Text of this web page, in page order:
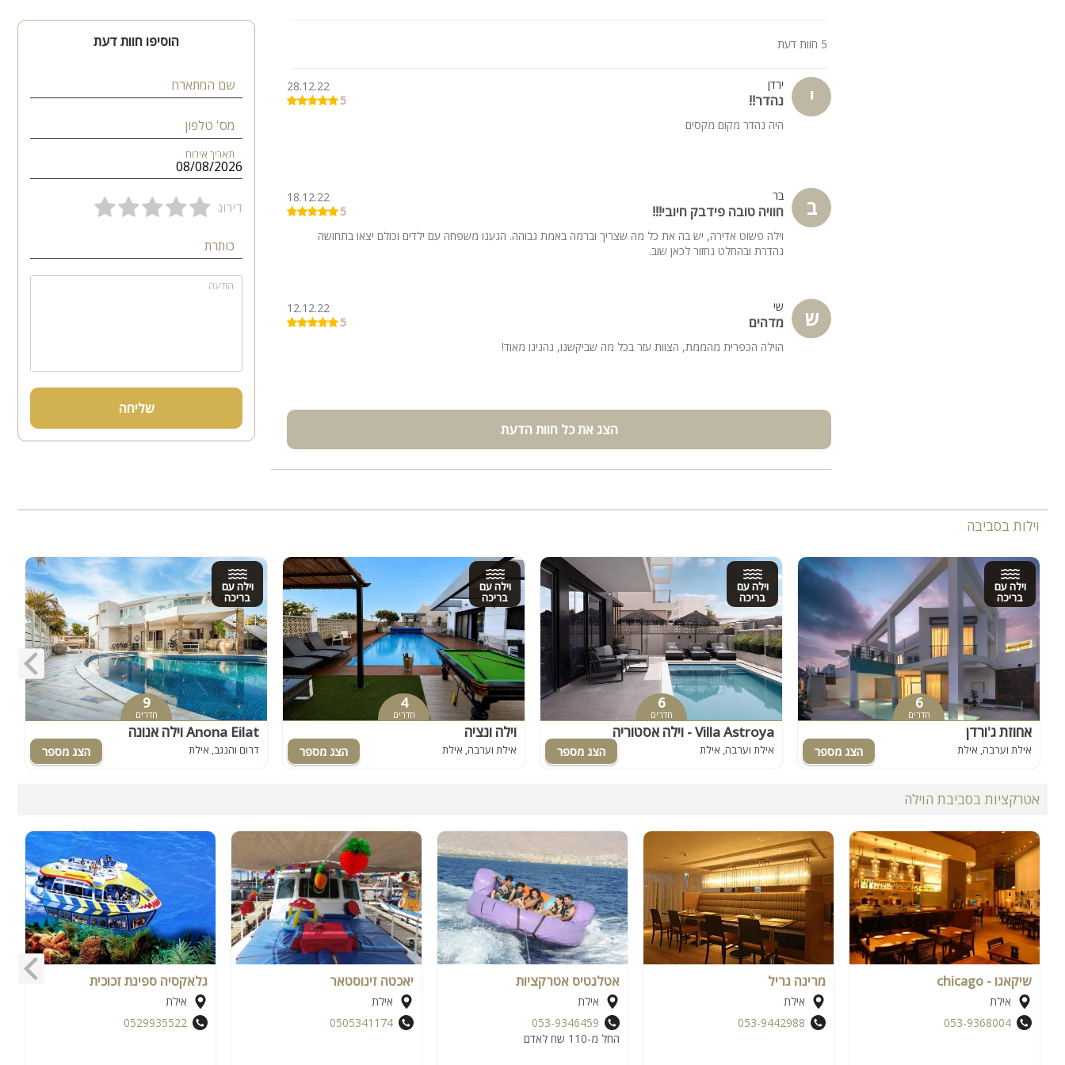
פינוקים בתוספת תשלום
מסאז' בוילה ועוד.
5 חוות דעת
י ירדן
נהדר!!
28.12.22
5
היה נהדר מקום מקסים
ב בר
חוויה טובה פידבק חיובי!!!
18.12.22
5
וילה פשוט אדירה, יש בה את כל מה שצריך וברמה באמת גבוהה. הגענו משפחה עם ילדים וכולם יצאו בתחושה
נהדרת ובהחלט נחזור לכאן שוב.
ש שי
מדהים
12.12.22
5
הוילה הכפרית מהממת, הצוות עזר בכל מה שביקשנו, נהנינו מאוד!
הצג את כל חוות הדעת
הוסיפו חוות דעת
שם המתארח
מס' טלפון
תאריך אירוח
דירוג
כותרת
הודעה
שליחה
וילות בסביבה
וילה עם
בריכה
6
חדרים
אחוזת ג'ורדן
אילת וערבה, אילת
וילה עם
בריכה
6
חדרים
וילה אסטוריה - Villa Astroya
אילת וערבה, אילת
וילה עם
בריכה
4
חדרים
וילה ונציה
אילת וערבה, אילת
וילה עם
בריכה
9
חדרים
וילה אנונה Anona Eilat
דרום והנגב, אילת
אטרקציות בסביבת הוילה
שיקאגו - chicago
אילת
053-9368004
מרינה גריל
אילת
053-9442988
אטלנטיס אטרקציות
אילת
053-9346459
החל מ-110 שח לאדם
יאכטה זינוסטאר
אילת
0505341174
גלאקסיה ספינת זכוכית
אילת
0529935522